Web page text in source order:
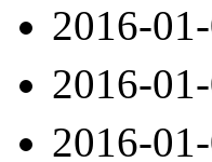
2016-
2016-
2016-